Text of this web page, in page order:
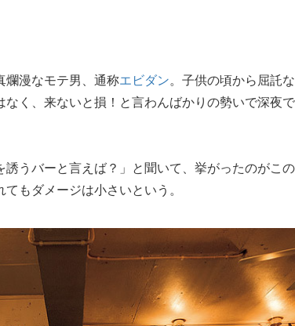
爛漫なモテ男、通称エビダン。子供の頃から屈託な
なく、来ないと損！と言わんばかりの勢いで深夜
うバーと言えば？」と聞いて、挙がったのがこ
もダメージは小さいという。